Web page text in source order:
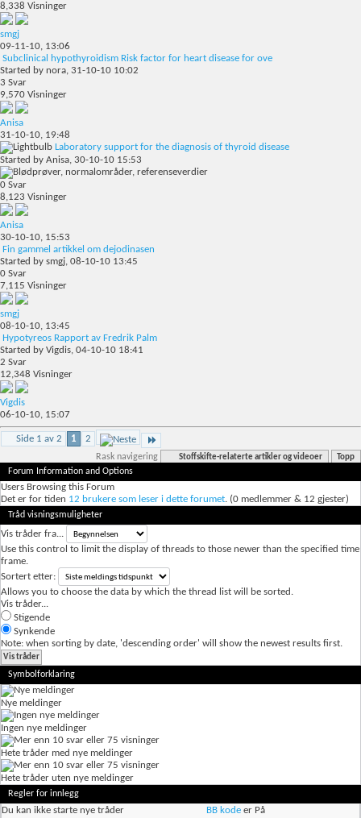
8,338 Visninger
smgj
09-11-10, 13:06
Subclinical hypothyroidism Risk factor for heart disease for ove
Started by nora, 31-10-10 10:02
3 Svar
9,570 Visninger
Anisa
31-10-10, 19:48
Laboratory support for the diagnosis of thyroid disease
Started by Anisa, 30-10-10 15:53
0 Svar
8,123 Visninger
Anisa
30-10-10, 15:53
Fin gammel artikkel om dejodinasen
Started by smgj, 08-10-10 13:45
0 Svar
7,115 Visninger
smgj
08-10-10, 13:45
Hypotyreos Rapport av Fredrik Palm
Started by Vigdis, 04-10-10 18:41
2 Svar
12,348 Visninger
Vigdis
06-10-10, 15:07
Side 1 av 2 1 2
Rask navigering Stoffskifte-relaterte artikler og videoer Topp
Forum Information and Options
Users Browsing this Forum
Det er for tiden 12 brukere som leser i dette forumet. (0 medlemmer & 12 gjester)
Tråd visningsmuligheter
Vis tråder fra...
Use this control to limit the display of threads to those newer than the specified time
frame.
Sortert etter:
Allows you to choose the data by which the thread list will be sorted.
Vis tråder...
Stigende
Synkende
Note: when sorting by date, 'descending order' will show the newest results first.
Symbolforklaring
Nye meldinger
Ingen nye meldinger
Hete tråder med nye meldinger
Hete tråder uten nye meldinger
Regler for innlegg
Du kan ikke starte nye tråder
BB kode er På